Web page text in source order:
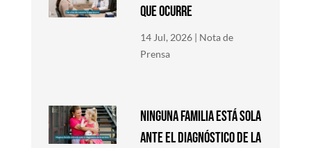
QUE OCURRE
14 Jul, 2026 | Nota de
Prensa
NINGUNA FAMILIA ESTÁ SOLA
ANTE EL DIAGNÓSTICO DE LA